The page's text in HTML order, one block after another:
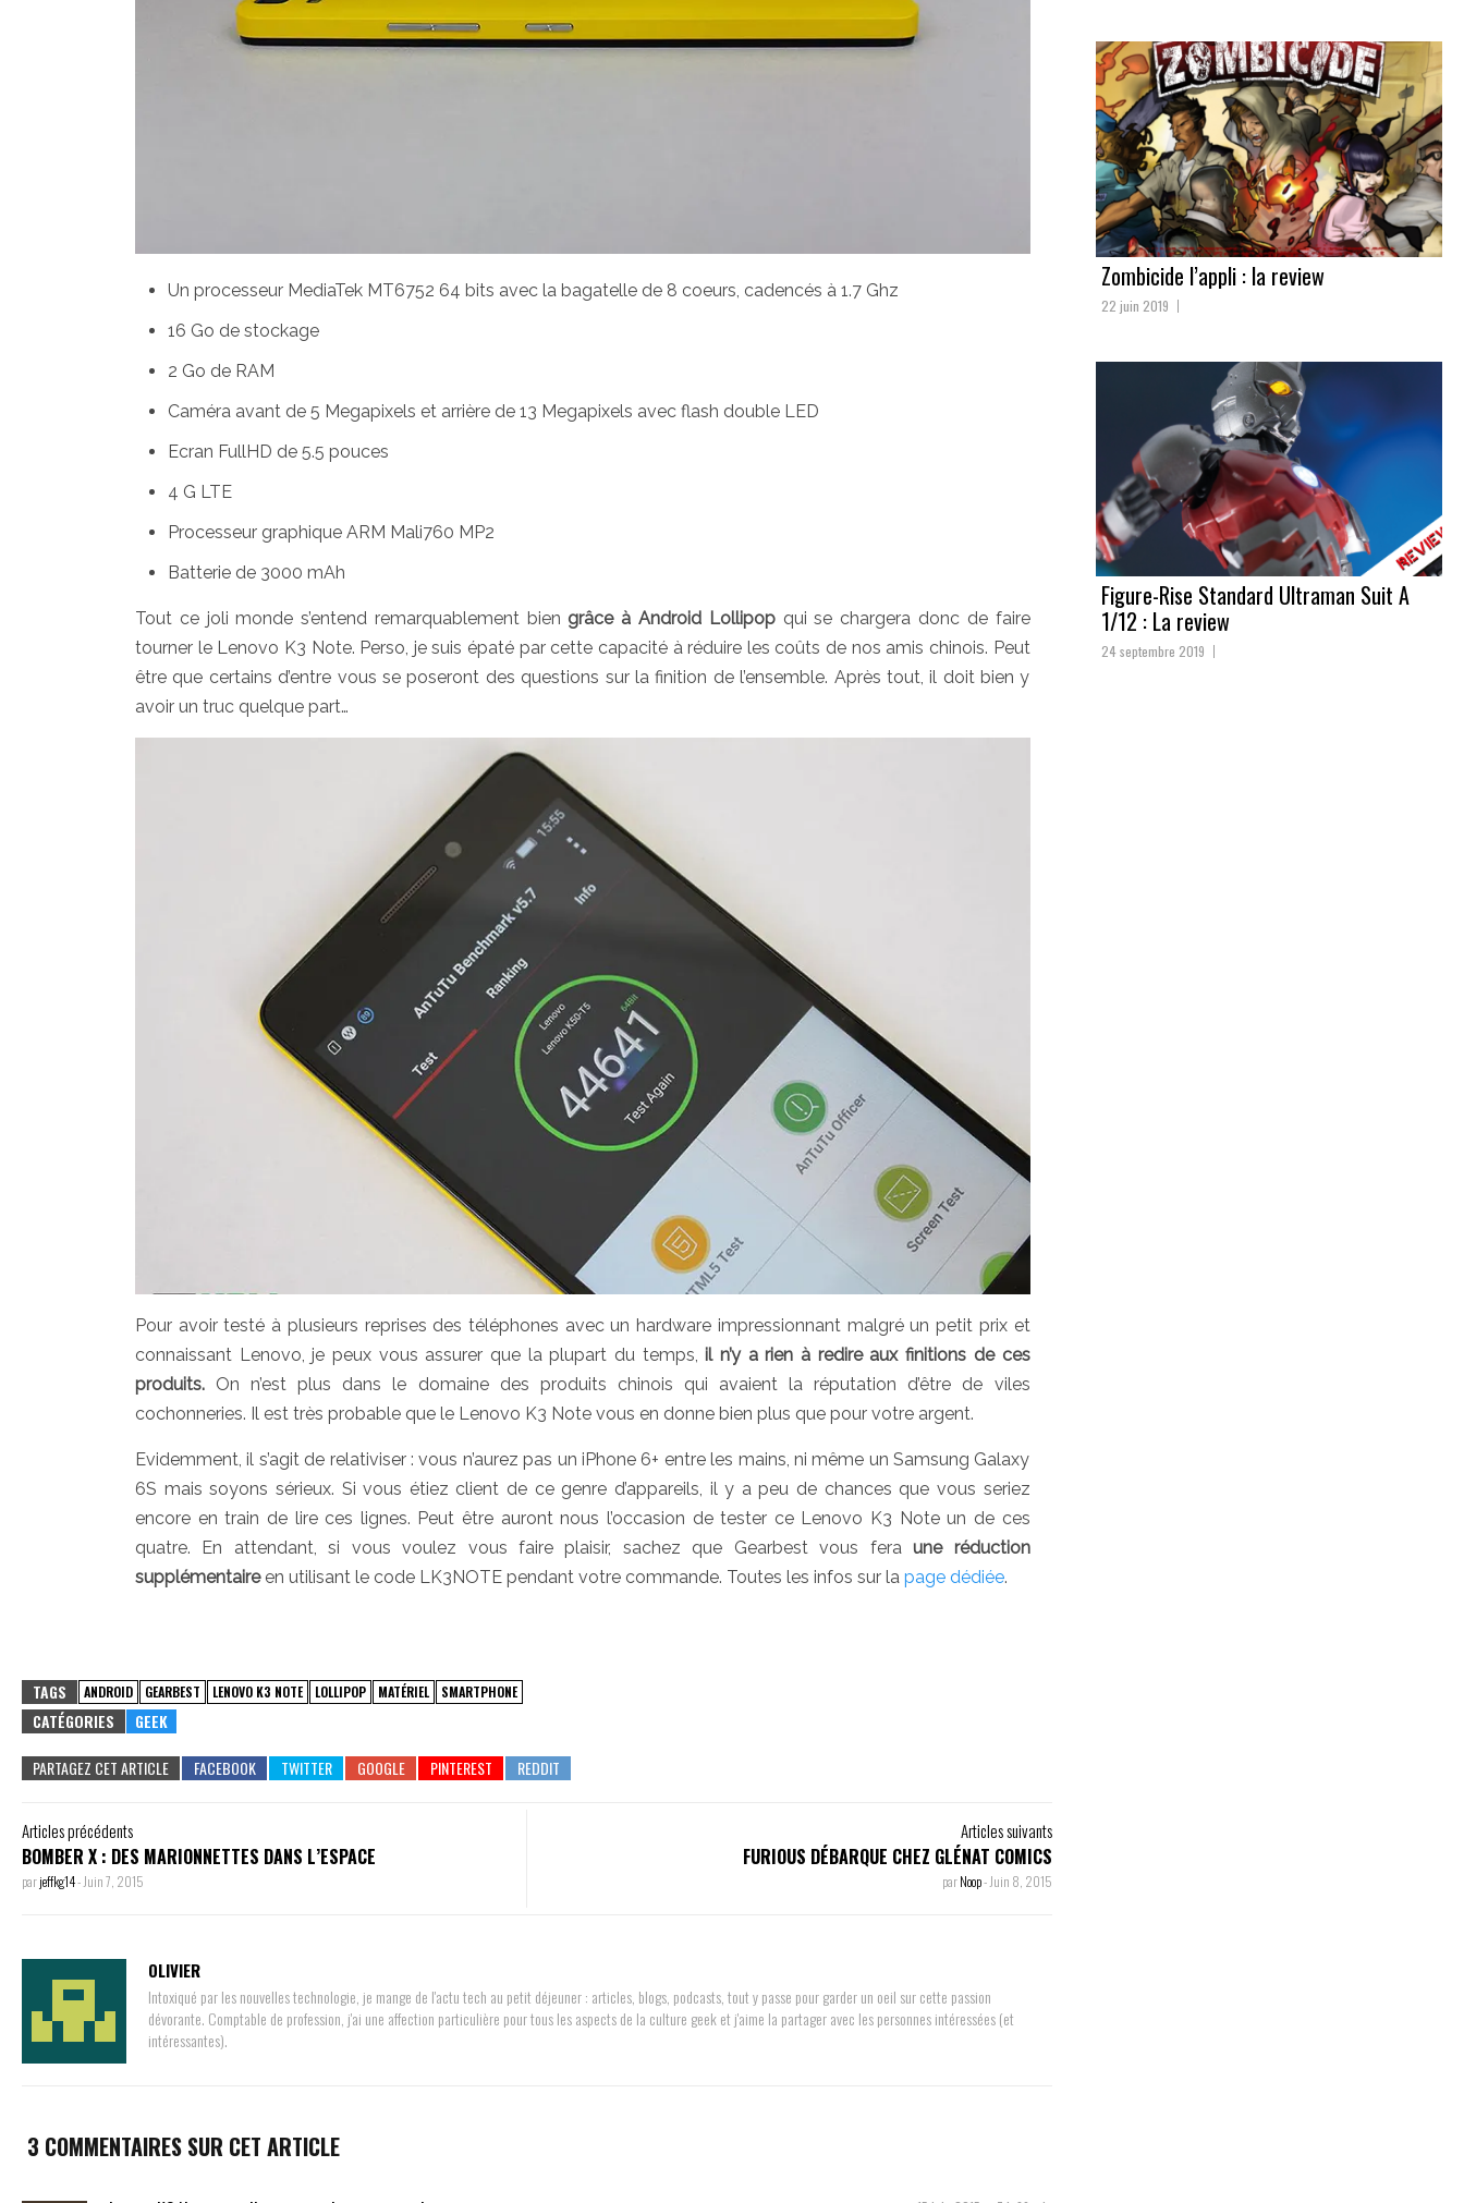
Un processeur MediaTek MT6752 64 bits avec la bagatelle de 8 coeurs, cadencés à 1.7 Ghz
16 Go de stockage
2 Go de RAM
Caméra avant de 5 Megapixels et arrière de 13 Megapixels avec flash double LED
Ecran FullHD de 5.5 pouces
4 G LTE
Processeur graphique ARM Mali760 MP2
Batterie de 3000 mAh
Tout ce joli monde s’entend remarquablement bien grâce à Android Lollipopqui se chargera donc de faire
tourner le Lenovo K3 Note. Perso, je suis épaté par cette capacité à réduire les coûts de nos amis chinois. Peut
être que certains d’entre vous se poseront des questions sur la finition de l’ensemble. Après tout, il doit bien y
avoir un truc quelque part…
Pour avoir testé à plusieurs reprises des téléphones avec un hardware impressionnant malgré un petit prix et
connaissant Lenovo, je peux vous assurer que la plupart du temps, il n’y a rien à redire aux finitions de ces
produits. On n’est plus dans le domaine des produits chinois qui avaient la réputation d’être de viles
cochonneries. Il est très probable que le Lenovo K3 Note vous en donne bien plus que pour votre argent.
Evidemment, il s’agit de relativiser : vous n’aurez pas un iPhone 6+ entre les mains, ni même un Samsung Galaxy
6S mais soyons sérieux. Si vous étiez client de ce genre d’appareils, il y a peu de chances que vous seriez
encore en train de lire ces lignes. Peut être auront nous l’occasion de tester ce Lenovo K3 Note un de ces
quatre. En attendant, si vous voulez vous faire plaisir, sachez que Gearbest vous feraune réduction
supplémentaireen utilisant le code LK3NOTE pendant votre commande. Toutes les infos sur la page dédiée.
TAGS ANDROID GEARBEST LENOVO K3 NOTE LOLLIPOP MATÉRIEL SMARTPHONE
CATÉGORIES GEEK
PARTAGEZ CET ARTICLE
Articles précédents
BOMBER X : DES MARIONNETTES DANS L’ESPACE
parjeffkg14- Juin 7, 2015
Articles suivants
FURIOUS DÉBARQUE CHEZ GLÉNAT COMICS
parNoop- Juin 8, 2015
OLIVIER
Intoxiqué par les nouvelles technologie, je mange de l'actu tech au petit déjeuner : articles, blogs, podcasts, tout y passe pour garder un oeil sur cette passion
dévorante. Comptable de profession, j'ai une affection particulière pour tous les aspects de la culture geek et j'aime la partager avec les personnes intéressées (et
intéressantes).
3 COMMENTAIRES SUR CET ARTICLE
Zombicide l’appli : la review
22 juin 2019
Figure-Rise Standard Ultraman Suit A
1/12 : La review
24 septembre 2019